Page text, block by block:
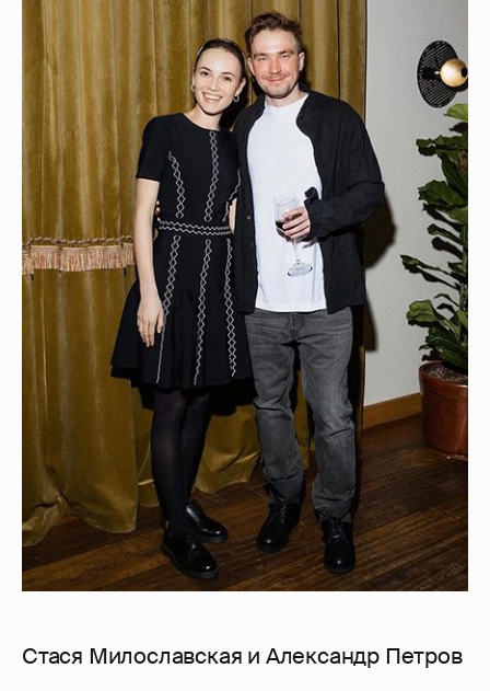
Стася Милославская и Александр Петров